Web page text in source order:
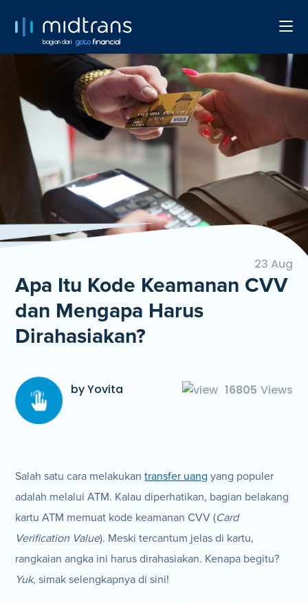
bagian dari
23 Aug
Apa Itu Kode Keamanan CVV
dan Mengapa Harus
Dirahasiakan?
by Yovita 16805 Views
Salah satu cara melakukantransfer uang yang populer
adalah melalui ATM. Kalau diperhatikan, bagian belakang
kartu ATM memuat kode keamanan CVV (Card
Verification Value). Meski tercantum jelas di kartu,
rangkaian angka ini harus dirahasiakan. Kenapa begitu?
Yuk, simak selengkapnya di sini!